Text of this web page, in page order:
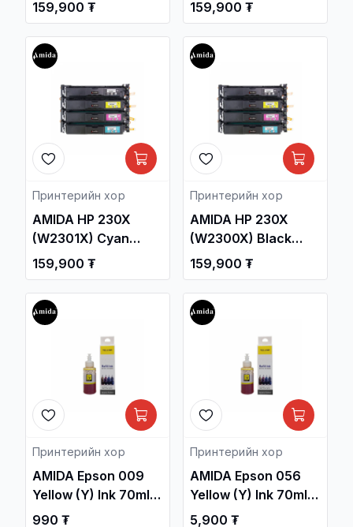
Cartridge OEM /HP
Color Laser Jet Pro
MFP 4303 Printer/ /
159,900 ₮
Cartridge OEM /HP
Color Laser Jet Pro
MFP 4303 Printer/ /
159,900 ₮
Принтерийн хор
AMIDA HP 230X
(W2301X) Cyan
Laser Toner
Cartridge OEM /HP
Color Laser Jet Pro
MFP 4303 Printer/ /
Принтерийн хор /
159,900 ₮
Принтерийн хор
AMIDA HP 230X
(W2300X) Black
Laser Toner
Cartridge OEM /HP
Color Laser Jet Pro
MFP 4303 Printer/ /
Принтерийн хор /
159,900 ₮
Принтерийн хор
AMIDA Epson 009
Yellow (Y) Ink 70ml
OEM /L15150,
990 ₮
Принтерийн хор
AMIDA Epson 056
Yellow (Y) Ink 70ml
OEM /L8058 ,
5,900 ₮